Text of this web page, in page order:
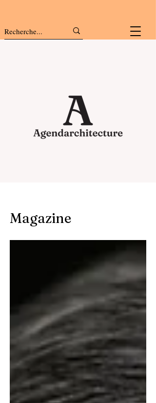
Magazine